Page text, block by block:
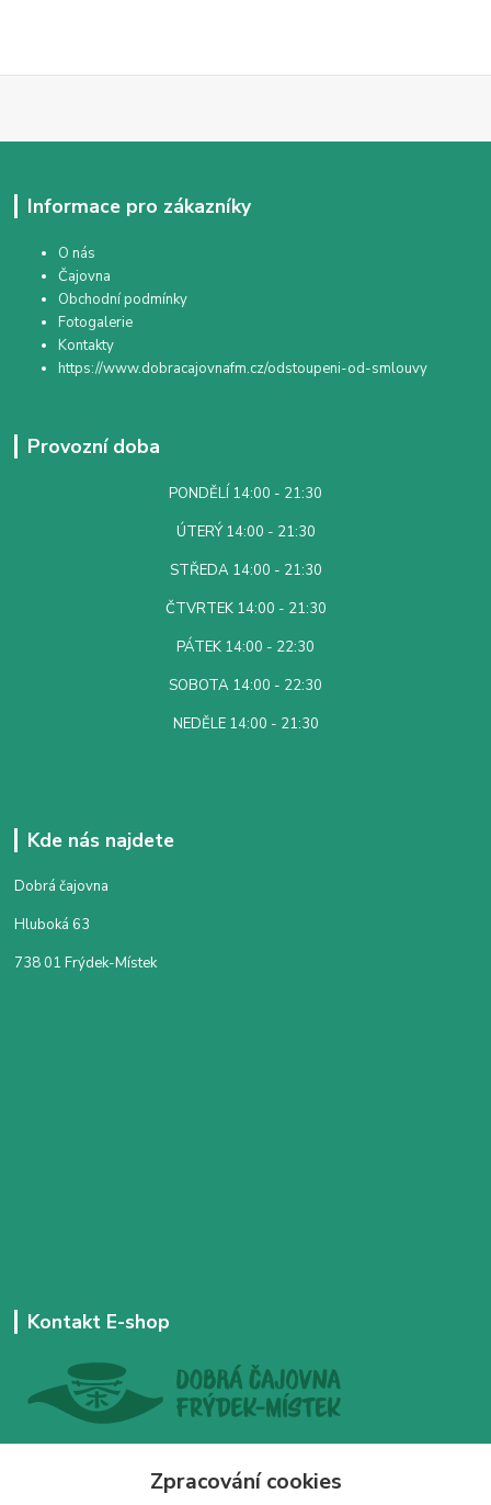
Informace pro zákazníky
O nás
Čajovna
Obchodní podmínky
Fotogalerie
Kontakty
https://www.dobracajovnafm.cz/odstoupeni-od-smlouvy
Provozní doba
PONDĚLÍ 14:00 - 21:30
ÚTERÝ 14:00 - 21:30
STŘEDA 14:00 - 21:30
ČTVRTEK 14:00 - 21:30
PÁTEK 14:00 - 22:30
SOBOTA 14:00 - 22:30
NEDĚLE 14:00 - 21:30
Kde nás najdete
Dobrá čajovna
Hluboká 63
738 01 Frýdek-Místek
Kontakt E-shop
Denně 14:00 - 21:30 hodZpracování cookies